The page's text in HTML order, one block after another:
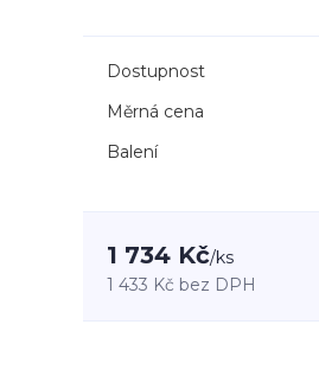
Dostupnost
Měrná cena
Balení
1 734 Kč/ks
1 433 Kč bez DPH